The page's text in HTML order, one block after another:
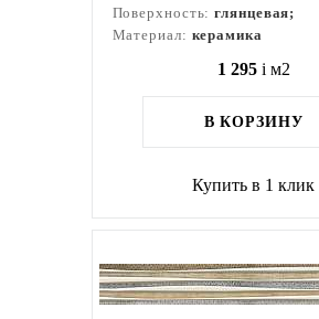
Поверхность:глянцевая;
Материал: керамика
1 295 i м2
В КОРЗИНУ
Купить в 1 клик